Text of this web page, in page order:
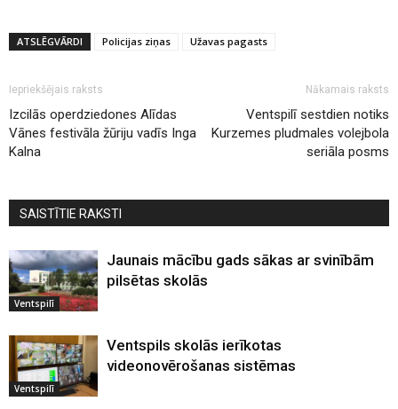
ATSLĒGVĀRDI Policijas ziņas Užavas pagasts
Iepriekšējais raksts
Izcilās operdziedones Alīdas
Vānes festivāla žūriju vadīs Inga
Kalna
Nākamais raksts
Ventspilī sestdien notiks
Kurzemes pludmales volejbola
seriāla posms
SAISTĪTIE RAKSTI
Ventspilī
Jaunais mācību gads sākas ar svinībām
pilsētas skolās
Ventspilī
Ventspils skolās ierīkotas
videonovērošanas sistēmas